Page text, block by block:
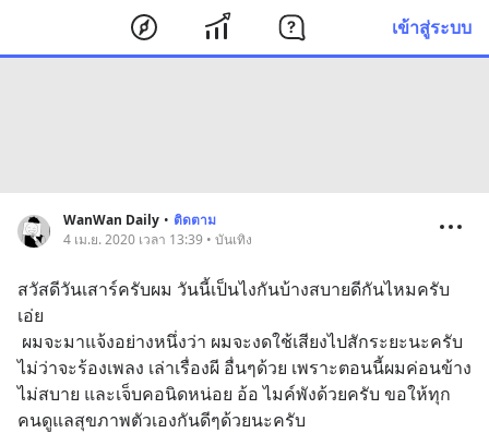
เข้าสู่ระบบ
WanWan Daily • ติดตาม
4 เม.ย. 2020 เวลา 13:39 • บันเทิง
สวัสดีวันเสาร์ครับผม วันนี้เป็นไงกันบ้างสบายดีกันไหมครับ
เอ่ย
ไม่ว่าจะร้องเพลง เล่าเรื่องผี อื่นๆด้วย เพราะตอนนี้ผมค่อนข้าง
ไม่สบาย และเจ็บคอนิดหน่อย อ้อ ไมค์พังด้วยครับ ขอให้ทุก
คนดูแลสุขภาพตัวเองกันดีๆด้วยนะครับ